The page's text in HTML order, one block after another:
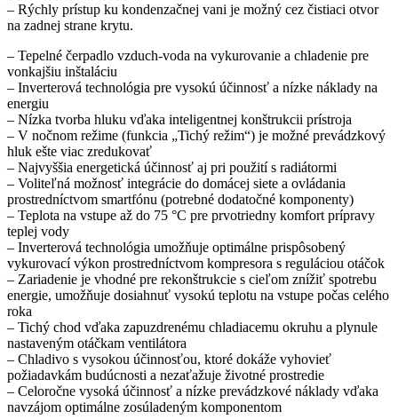
– Rýchly prístup ku kondenzačnej vani je možný cez čistiaci otvor
na zadnej strane krytu.
– Tepelné čerpadlo vzduch-voda na vykurovanie a chladenie pre
vonkajšiu inštaláciu
– Inverterová technológia pre vysokú účinnosť a nízke náklady na
energiu
– Nízka tvorba hluku vďaka inteligentnej konštrukcii prístroja
– V nočnom režime (funkcia „Tichý režim“) je možné prevádzkový
hluk ešte viac zredukovať
– Najvyššia energetická účinnosť aj pri pou­žití s radiátormi
– Voliteľná možnosť integrácie do domácej siete a ovládania
prostredníctvom smartfónu (potrebné dodatočné komponenty)
– Teplota na vstupe až do 75 °C pre prvotriedny komfort prípravy
teplej vody
– Inverterová technológia umožňuje optimálne prispôsobený
vykurovací výkon prostredníctvom kompresora s reguláciou otáčok
– Zariadenie je vhodné pre rekonštrukcie s cieľom znížiť spotrebu
energie, umožňuje dosiahnuť vysokú teplotu na vstupe počas celého
roka
– Tichý chod vďaka zapuzdrenému chladiacemu okruhu a plynule
nastaveným otáčkam ventilátora
– Chladivo s vysokou účinnosťou, ktoré dokáže vyhovieť
požiadavkám budúcnosti a nezaťažuje životné prostredie
– Celoročne vysoká účinnosť a nízke prevádzkové náklady vďaka
navzájom optimálne zosúladeným komponentom